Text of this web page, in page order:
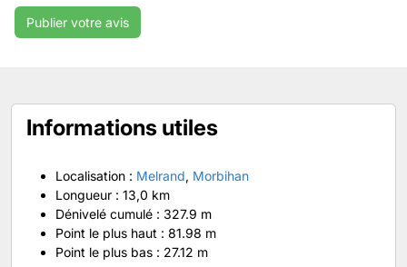
Informations utiles
Localisation : Melrand, Morbihan
Longueur : 13,0 km
Dénivelé cumulé : 327.9 m
Point le plus haut : 81.98 m
Point le plus bas : 27.12 m